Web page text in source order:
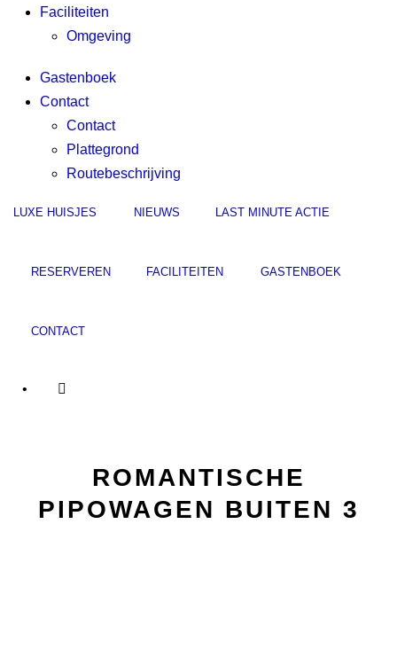
Faciliteiten
Omgeving
Gastenboek
Contact
Contact
Plattegrond
Routebeschrijving
LUXE HUISJES NIEUWS LAST MINUTE ACTIE
RESERVEREN FACILITEITEN GASTENBOEK
CONTACT
•
ROMANTISCHE
PIPOWAGEN BUITEN 3